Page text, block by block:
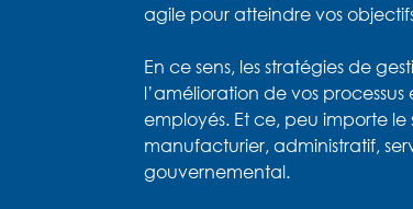
agile pour atteindre vos
En ce sens, les stratégies de
l’amélioration de vos
employés. Et ce, peu importe le
manufacturier, administratif,
gouvernemental.